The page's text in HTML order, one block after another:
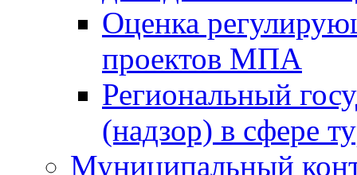
Оценка
проектов МПА
Региональный
(надзор) в сфере
Муниципальный